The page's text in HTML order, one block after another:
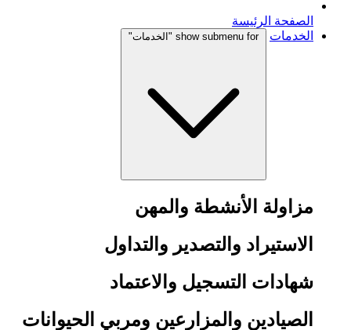
الصفحة الرئيسة
الخدمات
show submenu for "الخدمات"
مزاولة الأنشطة والمهن
الاستيراد والتصدير والتداول
شهادات التسجيل والاعتماد
الصيادين والمزارعين ومربي الحيوانات